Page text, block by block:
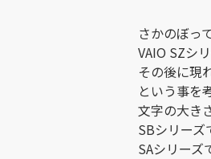
さかのぼっ
VAIO SZシ
その後に現
という事を
文字の大き
SBシリーズ
SAシリーズ